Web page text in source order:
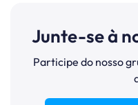
Junte-se à
Participe do nosso